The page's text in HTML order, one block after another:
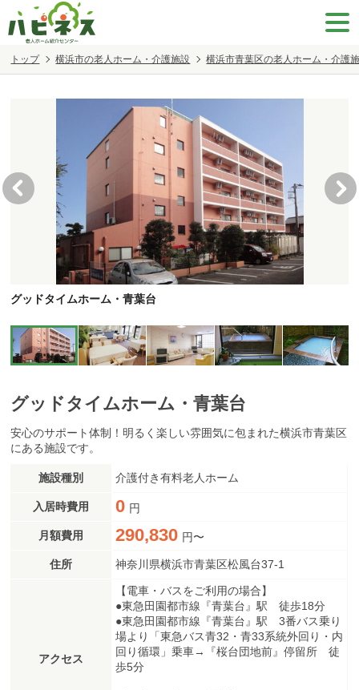
トップ 横浜市の老人ホーム・介護施設 横浜市青葉区の老人ホーム・介護
グッドタイムホーム・青葉台
グッドタイムホーム・青葉台
安心のサポート体制！明るく楽しい雰囲気に包まれた横浜市青葉区
にある施設です。
施設種別 介護付き有料老人ホーム
入居時費用 0 円
月額費用 290,830 円〜
住所 神奈川県横浜市青葉区松風台37-1
アクセス
【電車・バスをご利用の場合】
●東急田園都市線『青葉台』駅 徒歩18分
●東急田園都市線『青葉台』駅 3番バス乗り
場より「東急バス青32・青33系統外回り・内
回り循環」乗車→『桜台団地前』停留所 徒
歩5分